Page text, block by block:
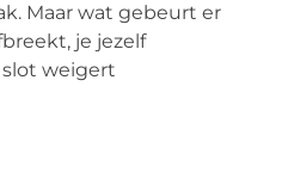
Maar wat gebeurt er
je jezelf
weigert